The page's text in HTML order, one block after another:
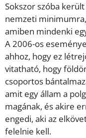
Sokszor szóba
nemzeti
amiben mindenki
A 2006-os
ahhoz, hogy ez
vitatható, hogy
csoportos
amit egy állam a
magának, és akire
engedi, aki az
felelnie kell.